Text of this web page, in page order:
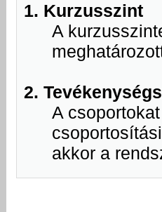
1. Kurzusszint
A
2.
A
akkor a